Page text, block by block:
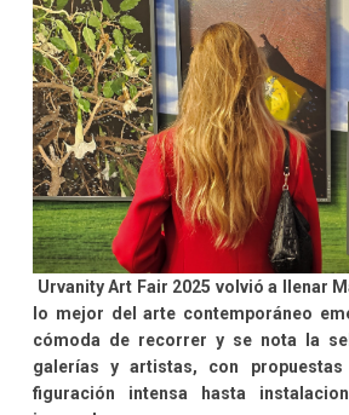
Urvanity Art Fair 2025 volvió a llenar
lo mejor del arte contemporáneo
cómoda de recorrer y se nota la
galerías y artistas, con
figuración intensa hasta